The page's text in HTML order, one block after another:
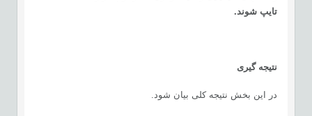
تایپ شوند.
نتیجه گیری
در این بخش نتیجه کلی بیان شود.